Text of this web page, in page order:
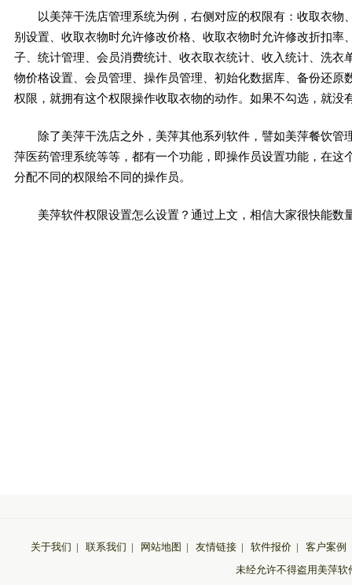
以美萍干洗店管理系统为例，右侧对应的权限有：收取衣
别设置、收取衣物时允许修改价格、收取衣物时允许修改折扣
子、统计管理、会员消费统计、收衣取衣统计、收入统计、洗
物价格设置、会员管理、操作员管理、初始化数据库、备份还
权限，就拥有这个权限操作收取衣物的动作。如果不勾选，就没
除了美萍干洗店之外，美萍其他系列软件，譬如美萍餐饮
萍医药管理系统等等，都有一个功能，即操作员设置功能，在
分配不同的权限给不同的操作员。
美萍软件权限设置怎么设置？通过上文，相信大家很快能数
关于我们 | 联系我们 | 网站地图 | 友情链接 | 软件报价 | 客户案例
未经允许不得盗用美萍